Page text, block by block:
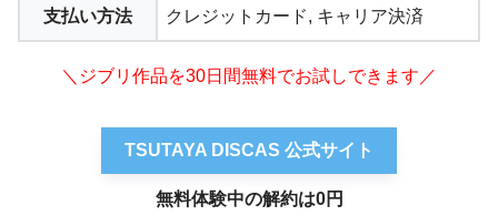
支払い方法 クレジットカード, キャリア決済
＼ジブリ作品を30日間無料でお試しできます／
TSUTAYA DISCAS 公式サイト
無料体験中の解約は0円